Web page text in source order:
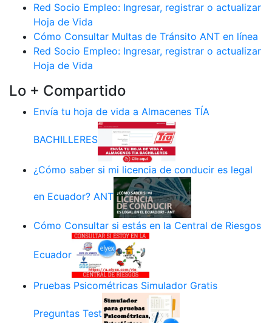
Red Socio Empleo: Ingresar, registrar o actualizar
Hoja de Vida
Cómo Consultar Multas de Tránsito ANT en línea
Red Socio Empleo: Ingresar, registrar o actualizar
Hoja de Vida
Lo + Compartido
Envía tu hoja de vida a Almacenes TÍA
BACHILLERES
¿Cómo saber si mi licencia de conducir es legal
en Ecuador? ANT
Cómo Consultar si estás en la Central de Riesgos
Ecuador
Pruebas Psicométricas Simulador Gratis
Preguntas Test